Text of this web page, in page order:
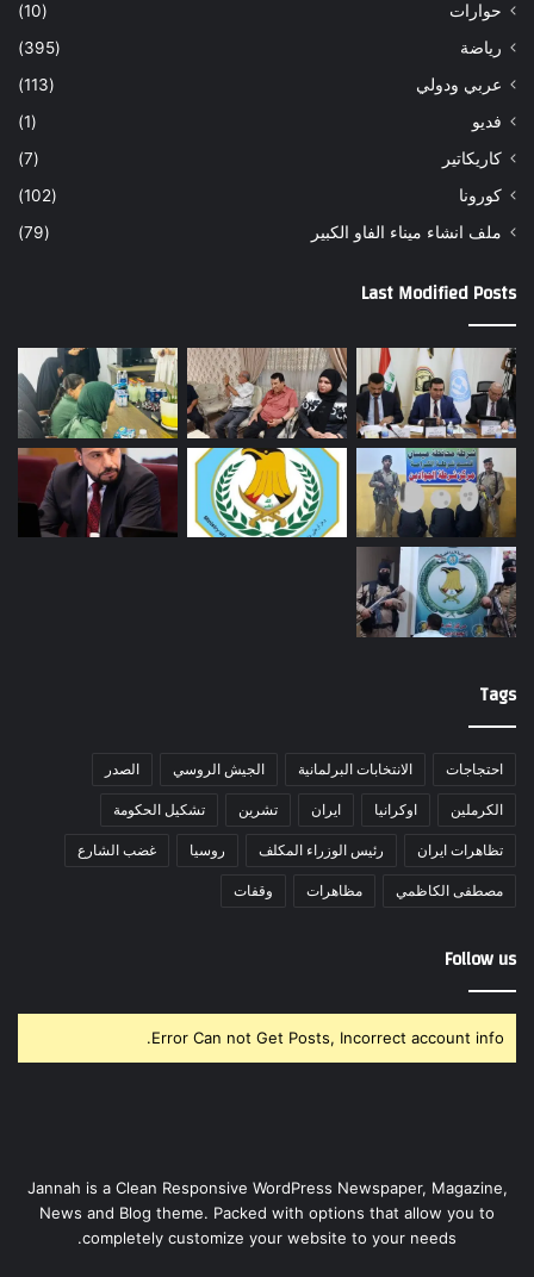
حوارات
(10)
رياضة
(395)
عربي ودولي
(113)
فديو
(1)
كاريكاتير
(7)
كورونا
(102)
ملف انشاء ميناء الفاو الكبير
(79)
Last Modified Posts
Tags
احتجاجات الانتخابات البرلمانية الجيش الروسي الصدر
الكرملين اوكرانيا ايران تشرين تشكيل الحكومة
تظاهرات ايران رئيس الوزراء المكلف روسيا غضب الشارع
مصطفى الكاظمي مظاهرات وقفات
Follow us
Error Can not Get Posts, Incorrect account info.
Jannah is a Clean Responsive WordPress Newspaper, Magazine,
News and Blog theme. Packed with options that allow you to
completely customize your website to your needs.